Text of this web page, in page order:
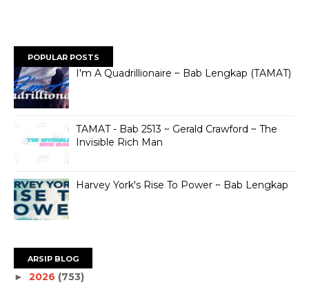
POPULAR POSTS
I'm A Quadrillionaire ~ Bab Lengkap (TAMAT)
TAMAT - Bab 2513 ~ Gerald Crawford ~ The
Invisible Rich Man
Harvey York's Rise To Power ~ Bab Lengkap
ARSIP BLOG
► 2026 (753)